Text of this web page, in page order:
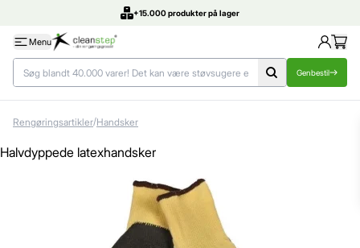
DK's bedste priser
Menu
Genbestil
Rengøringsartikler/Handsker
Halvdyppede latexhandsker